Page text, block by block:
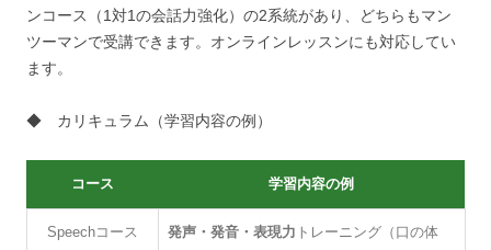
ンコース（1対1の会話力強化）の2系統があり、どちらもマン
ツーマンで受講できます。オンラインレッスンにも対応してい
ます。
◆ カリキュラム（学習内容の例）
コース 学習内容の例
Speechコース 発声・発音・表現力 トレーニング（口の体